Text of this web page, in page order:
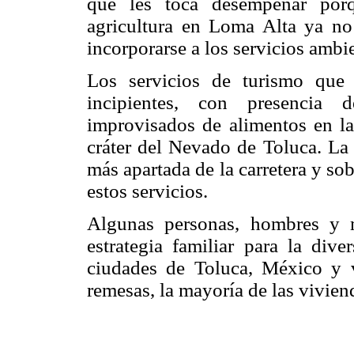
agricultura en Loma Alta ya no
incorporarse a los servicios
Los servicios de turismo
incipientes, con presencia
improvisados de alimentos en
cráter del Nevado de Toluca.
más apartada de la carretera y
estos servicios.
Algunas personas, hombres
estrategia familiar para la
ciudades de Toluca, México y
remesas, la mayoría de las